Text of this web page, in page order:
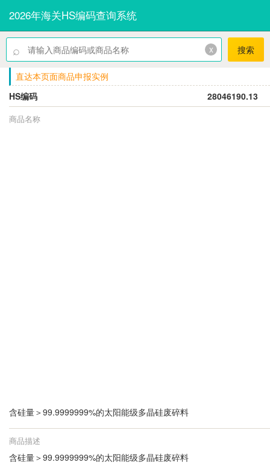
2026年海关HS编码查询系统
⌕ x 搜索
直达本页面商品申报实例
HS编码
28046190.13
商品名称
含硅量＞99.9999999%的太阳能级多晶硅废碎料
商品描述
含硅量＞99.9999999%的太阳能级多晶硅废碎料